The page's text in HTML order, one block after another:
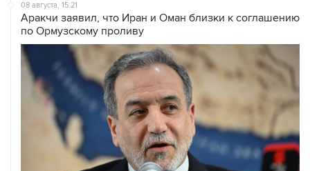
08 августа, 15:21
Аракчи заявил, что Иран и Оман близки к соглашению
по Ормузскому проливу